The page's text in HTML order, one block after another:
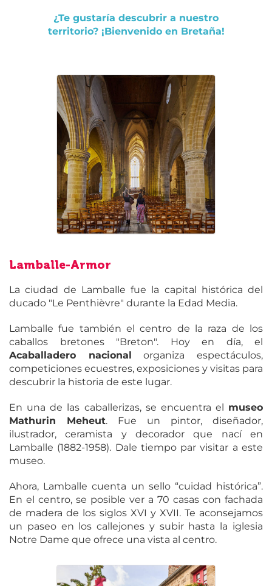
¿Te gustaría descubrir a nuestro
territorio? ¡Bienvenido en Bretaña!
Lamballe-Armor
La ciudad de Lamballe fue la capital histórica del
ducado "Le Penthièvre" durante la Edad Media.
Lamballe fue también el centro de la raza de los
caballos bretones "Breton". Hoy en día, el
Acaballadero nacional organiza espectáculos,
competiciones ecuestres, exposiciones y visitas para
descubrir la historia de este lugar.
En una de las caballerizas, se encuentra el museo
Mathurin Meheut. Fue un pintor, diseñador,
ilustrador, ceramista y decorador que nací en
Lamballe (1882-1958). Dale tiempo par visitar a este
museo.
Ahora, Lamballe cuenta un sello “cuidad histórica”.
En el centro, se posible ver a 70 casas con fachada
de madera de los siglos XVI y XVII. Te aconsejamos
un paseo en los callejones y subir hasta la iglesia
Notre Dame que ofrece una vista al centro.